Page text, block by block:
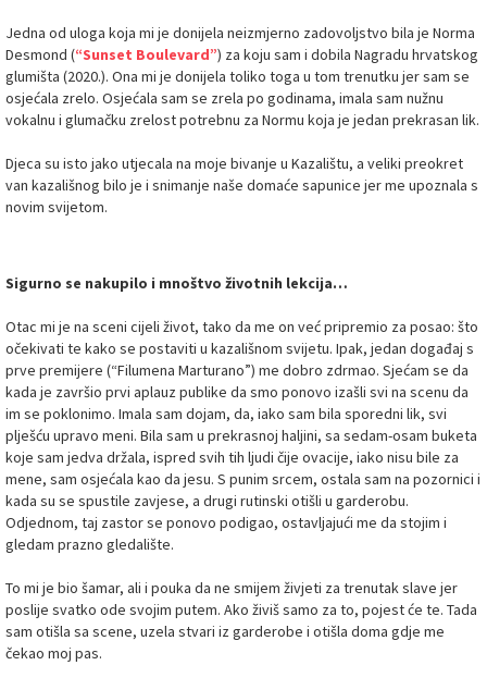
Jedna od uloga koja mi je donijela neizmjerno zadovoljstvo bila je Norma
Desmond (“Sunset Boulevard”) za koju sam i dobila Nagradu hrvatskog
glumišta (2020.). Ona mi je donijela toliko toga u tom trenutku jer sam se
osjećala zrelo. Osjećala sam se zrela po godinama, imala sam nužnu
vokalnu i glumačku zrelost potrebnu za Normu koja je jedan prekrasan lik.
Djeca su isto jako utjecala na moje bivanje u Kazalištu, a veliki preokret
van kazališnog bilo je i snimanje naše domaće sapunice jer me upoznala s
novim svijetom.
Sigurno se nakupilo i mnoštvo životnih lekcija…
Otac mi je na sceni cijeli život, tako da me on već pripremio za posao: što
očekivati te kako se postaviti u kazališnom svijetu. Ipak, jedan događaj s
prve premijere (“Filumena Marturano”) me dobro zdrmao. Sjećam se da
kada je završio prvi aplauz publike da smo ponovo izašli svi na scenu da
im se poklonimo. Imala sam dojam, da, iako sam bila sporedni lik, svi
plješću upravo meni. Bila sam u prekrasnoj haljini, sa sedam-osam buketa
koje sam jedva držala, ispred svih tih ljudi čije ovacije, iako nisu bile za
mene, sam osjećala kao da jesu. S punim srcem, ostala sam na pozornici i
kada su se spustile zavjese, a drugi rutinski otišli u garderobu.
Odjednom, taj zastor se ponovo podigao, ostavljajući me da stojim i
gledam prazno gledalište.
To mi je bio šamar, ali i pouka da ne smijem živjeti za trenutak slave jer
poslije svatko ode svojim putem. Ako živiš samo za to, pojest će te. Tada
sam otišla sa scene, uzela stvari iz garderobe i otišla doma gdje me
čekao moj pas.